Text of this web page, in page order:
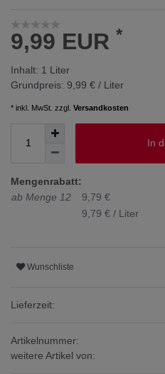
9,99 EUR *
Inhalt: 1 Liter
Grundpreis: 9,99 € / Liter
* inkl. MwSt. zzgl. Versandkosten
In
Mengenrabatt:
ab Menge 12
9,79 €
9,79 € / Liter
Wunschliste
Lieferzeit:
Artikelnummer:
weitere Artikel von: